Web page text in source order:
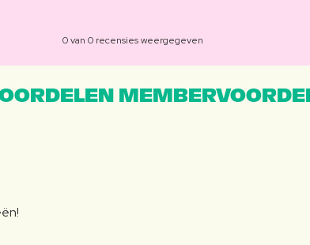
0 van 0 recensies weergegeven